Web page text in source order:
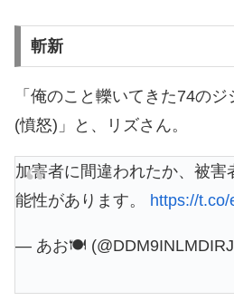
斬新
「俺のこと轢いてきた74の
(憤怒)」と、リズさん。
加害者に間違われたか、被害
能性があります。 https://
— あお🍽